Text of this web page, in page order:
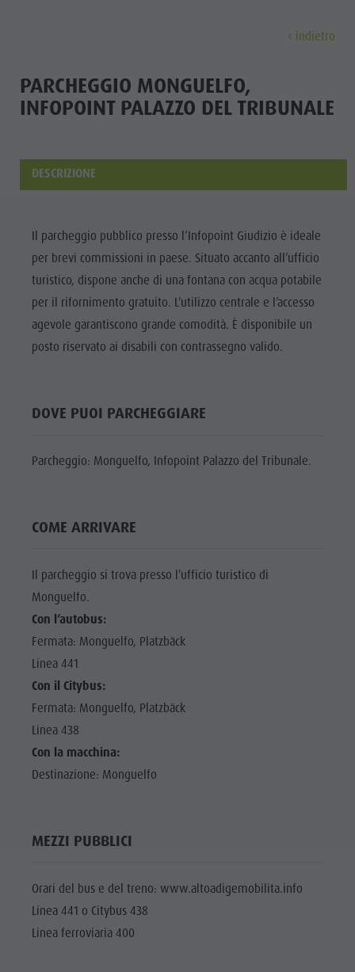
LOCALITÀ
ATTRAZIONI
FAMIGLIA &
BAMBINI
Scopri
Attrazioni
Bar &
Ristoranti
Cook the
Mountain
naturali
Località
Attrazioni
Eventi
Cultura
Attrazioni
Bar & Ristoranti
Cook the Mountain
Parchi naturali
Alto Adige
Eventi
Escursioni
Bici
Altre attività estive
Parapendio & Voli tandem
Programmi di vacanza
Come arrivare
Mobilità locale
Contatto
Webcam
Meteo
Kronplatz Doctor Service
indietro
PARCHEGGIO MONGUELFO,
INFOPOINT PALAZZO DEL TRIBUNALE
DESCRIZIONE
Il parcheggio pubblico presso l’Infopoint Giudizio è ideale
per brevi commissioni in paese. Situato accanto all’ufficio
turistico, dispone anche di una fontana con acqua potabile
per il rifornimento gratuito. L’utilizzo centrale e l’accesso
agevole garantiscono grande comodità. È disponibile un
posto riservato ai disabili con contrassegno valido.
DOVE PUOI PARCHEGGIARE
Parcheggio: Monguelfo, Infopoint Palazzo del Tribunale.
COME ARRIVARE
Il parcheggio si trova presso l’ufficio turistico di
Monguelfo.
Con l’autobus:
Fermata: Monguelfo, Platzbäck
Linea 441
Con il Citybus:
Fermata: Monguelfo, Platzbäck
Linea 438
Con la macchina:
Destinazione: Monguelfo
MEZZI PUBBLICI
Orari del bus e del treno: www.altoadigemobilita.info
Linea 441 o Citybus 438
Linea ferroviaria 400